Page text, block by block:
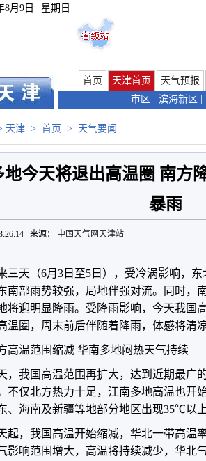
8月9日 星期日
首页 天津首页
天气预报
市区
滨海新区
天津 > 首页 > 天气要闻
地今天将退出高温圈 南方
暴雨
来源： 中国天气网天津站
三天（6月3日至5日），受冷涡影响，
南部雨势较强，局地伴强对流。同时，
将迎明显降雨。受降雨影响，今天我国
温圈，周末前后伴随着降雨，体感将清
高温范围缩减 华南多地闷热天气持续
，我国高温范围再扩大，达到近期最广
不仅北方热力十足，江南多地高温也开
、海南及新疆等地部分地区出现35℃以
起，我国高温开始缩减，华北一带高温
影响范围增大，高温将持续减少，华北